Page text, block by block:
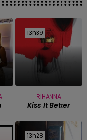
13h39
13h39
RIHANNA
Kiss It Better
13h28
13h28